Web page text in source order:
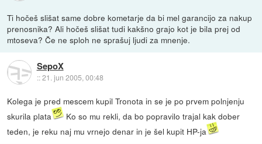
Ti hočeš slišat same dobre kometarje da bi mel garancijo za nakup
prenosnika? Ali hočeš slišat tudi kakšno grajo kot je bila prej od
mtoseva? Če ne sploh ne sprašuj ljudi za mnenje.
SepoX
::21. jun 2005, 00:48
Kolega je pred mescem kupil Tronota in se je po prvem polnjenju
skurila plata
Ko so mu rekli, da bo popravilo trajal kak dober
teden, je reku naj mu vrnejo denar in je šel kupit HP-ja